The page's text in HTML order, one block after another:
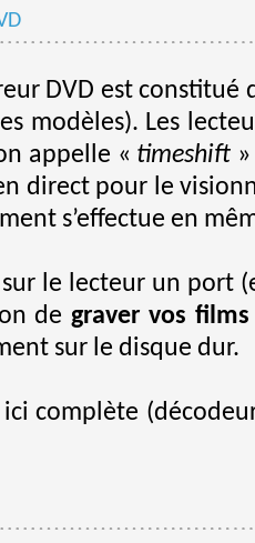
DVD est constitué
modèles). Les
appelle « timeshift
direct pour le
s’effectue en
le lecteur un port
de graver vos films
sur le disque dur.
ici complète